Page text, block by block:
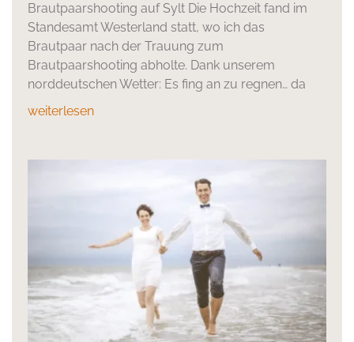
Brautpaarshooting auf Sylt Die Hochzeit fand im
Standesamt Westerland statt, wo ich das
Brautpaar nach der Trauung zum
Brautpaarshooting abholte. Dank unserem
norddeutschen Wetter: Es fing an zu regnen… da
weiterlesen